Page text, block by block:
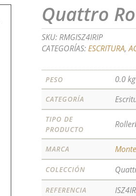
Quattro
SKU:RMGISZ4IRIP
CATEGORÍAS:ESCRITURA,
PESO 0.0 kg
CATEGORÍA
TIPO DE
PRODUCTO
MARCA
COLECCIÓN
REFERENCIA